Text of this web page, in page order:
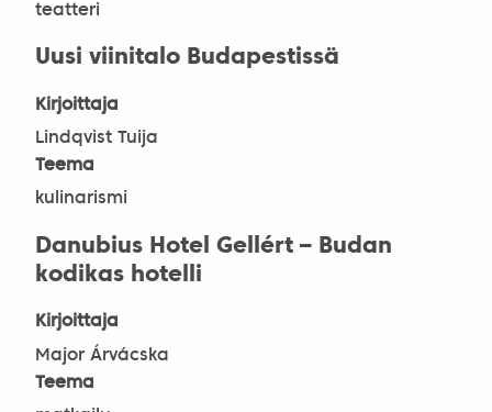
teatteri
Uusi viinitalo Budapestissä
Kirjoittaja
Lindqvist Tuija
Teema
kulinarismi
Danubius Hotel Gellért – Budan
kodikas hotelli
Kirjoittaja
Major Árvácska
Teema